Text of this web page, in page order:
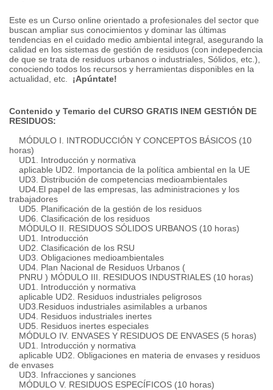
Este es un Curso online orientado a profesionales del sector que
buscan ampliar sus conocimientos y dominar las últimas
tendencias en el cuidado medio ambiental integral, asegurando la
calidad en los sistemas de gestión de residuos (con indepedencia
de que se trata de residuos urbanos o industriales, Sólidos, etc.),
conociendo todos los recursos y herramientas disponibles en la
actualidad, etc. ¡Apúntate!
Contenido y Temario del CURSO GRATIS INEM GESTIÓN DE
RESIDUOS:
MÓDULO I. INTRODUCCIÓN Y CONCEPTOS BÁSICOS (10
horas)
UD1. Introducción y normativa
aplicable UD2. Importancia de la política ambiental en la UE
UD3. Distribución de competencias medioambientales
UD4. El papel de las empresas, las administraciones y los
trabajadores
UD5. Planificación de la gestión de los residuos
UD6. Clasificación de los residuos
MÓDULO II. RESIDUOS SÓLIDOS URBANOS (10 horas)
UD1. Introducción
UD2. Clasificación de los RSU
UD3. Obligaciones medioambientales
UD4. Plan Nacional de Residuos Urbanos (
PNRU ) MÓDULO III. RESIDUOS INDUSTRIALES (10 horas)
UD1. Introducción y normativa
aplicable UD2. Residuos industriales peligrosos
UD3. Residuos industriales asimilables a urbanos
UD4. Residuos industriales inertes
UD5. Residuos inertes especiales
MÓDULO IV. ENVASES Y RESIDUOS DE ENVASES (5 horas)
UD1. Introducción y normativa
aplicable UD2. Obligaciones en materia de envases y residuos
de envases
UD3. Infracciones y sanciones
MÓDULO V. RESIDUOS ESPECÍFICOS (10 horas)